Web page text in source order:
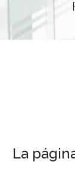
La